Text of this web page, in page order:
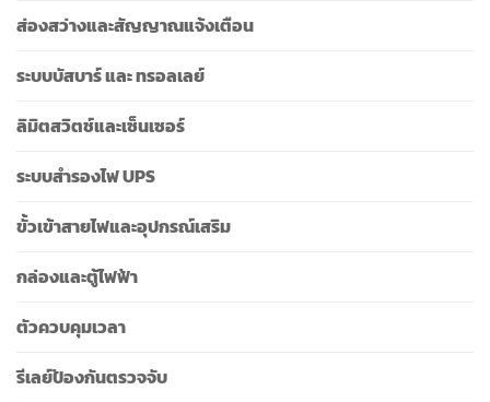
ส่องสว่างและสัญญาณแจ้งเตือน
ระบบบัสบาร์ และ ทรอลเลย์
ลิมิตสวิตช์และเซ็นเซอร์
ระบบสำรองไฟ UPS
ขั้วเข้าสายไฟและอุปกรณ์เสริม
กล่องและตู้ไฟฟ้า
ตัวควบคุมเวลา
รีเลย์ป้องกันตรวจจับ